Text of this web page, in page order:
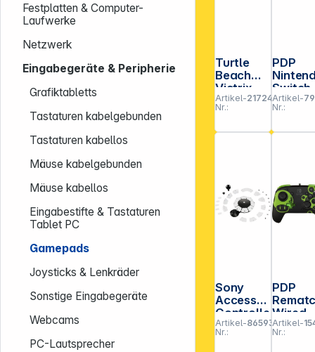
Festplatten & Computer-
Laufwerke
Netzwerk
Eingabegeräte & Peripherie
Grafiktabletts
Tastaturen kabelgebunden
Tastaturen kabellos
Mäuse kabelgebunden
Mäuse kabellos
Eingabestifte & Tastaturen
Tablet PC
Gamepads
Joysticks & Lenkräder
Sonstige Eingabegeräte
Webcams
PC-Lautsprecher
Turtle
Beach
Victrix
Pro BFG
Reloaded
Wireless
für PS
Artikel-
Nr.:
217249
PDP
Switch
r Super
Artikel-
Nr.:
Sony
Access
Controlle
r PS
white
Artikel-
Nr.:
865930
PDP
Wired
r NS 1UP
Artikel-
Nr.: